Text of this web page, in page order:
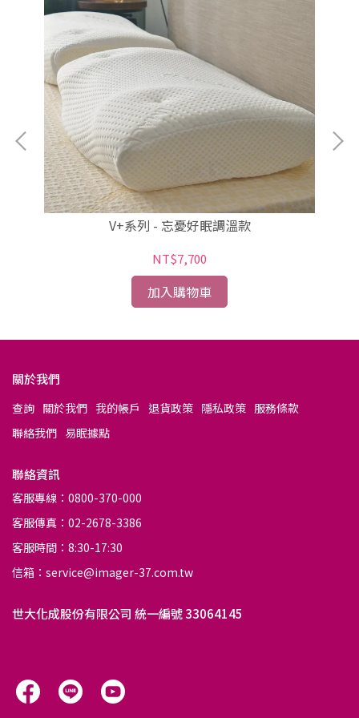
V+系列 - 忘憂好眠調溫款
NT$7,700
加入購物車
關於我們
查詢 關於我們 我的帳戶 退貨政策 隱私政策 服務條款
聯絡我們 易眠據點
聯絡資訊
客服專線：0800-370-000
客服傳真：02-2678-3386
客服時間：8:30-17:30
信箱：service@imager-37.com.tw
世大化成股份有限公司 統一編號 33064145